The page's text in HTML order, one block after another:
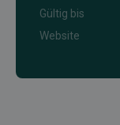
Gültig bis
Website